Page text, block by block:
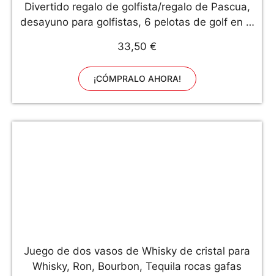
Divertido regalo de golfista/regalo de Pascua,
desayuno para golfistas, 6 pelotas de golf en el
33,50 €
¡CÓMPRALO AHORA!
Juego de dos vasos de Whisky de cristal para
Whisky, Ron, Bourbon, Tequila rocas gafas